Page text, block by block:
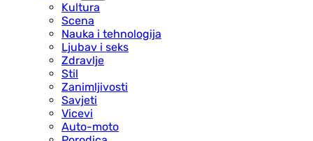
Kultura
Scena
Nauka i tehnologija
Ljubav i seks
Zdravlje
Stil
Zanimljivosti
Savjeti
Vicevi
Auto-moto